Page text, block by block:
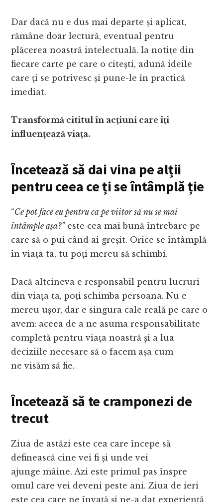
Dar dacă nu e dus mai departe și aplicat,
rămâne doar lectură, eventual pentru
plăcerea noastră intelectuală. Ia notițe din
fiecare carte pe care o citești, adună ideile
care ți se potrivesc și pune-le în practică
imediat.
Transformă cititul în acțiuni care îți
influențează viața.
Încetează să dai vina pe alții
pentru ceea ce ți se întâmplă ție
“Ce pot face eu pentru ca pe viitor să nu se mai
întâmple așa?”este cea mai bună întrebare pe
care să o pui când ai greșit. Orice se întâmplă
în viața ta, tu poți mereu să schimbi.
Dacă altcineva e responsabil pentru lucruri
din viața ta, poți schimba persoana. Nu e
mereu ușor, dar e singura cale reală pe care o
avem: aceea de a ne asuma responsabilitate
completă pentru viața noastră și a lua
deciziile necesare să o facem așa cum
ne visăm să fie.
Încetează să te cramponezi de
trecut
Ziua de astăzi este cea care începe să
definească cine vei fi și unde vei
ajunge mâine. Azi este primul pas înspre
omul care vei deveni peste ani. Ziua de ieri
este cea care ne învață și ne-a dat experiență